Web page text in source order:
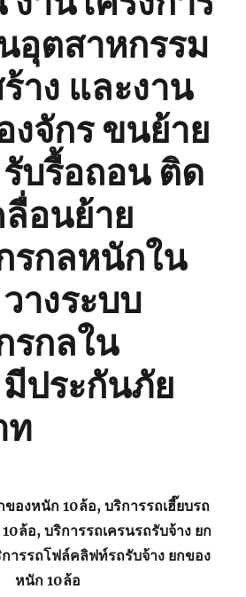
อุตสาหกรรม
าง และงาน
งจักร ขนย้าย
รับรื้อถอน ติด
ลื่อนย้าย
รกลหนักใน
างระบบ
รกลใน
มีประกันภัย
ท
ของหนัก 10ล้อ, บริการรถเฮี๊ยบรถ
ล้อ, บริการรถเครนรถรับจ้าง ยก
ารรถโฟล์คลิฟท์รถรับจ้าง ยกของ
หนัก 10ล้อ